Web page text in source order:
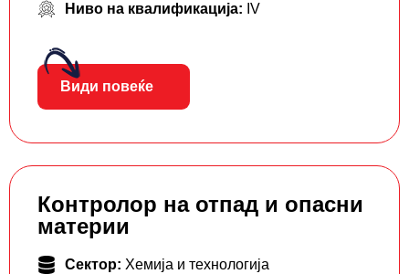
Ниво на квалификација: IV
Види повеќе
Контролор на отпад и опасни
материи
Сектор: Хемија и технологија